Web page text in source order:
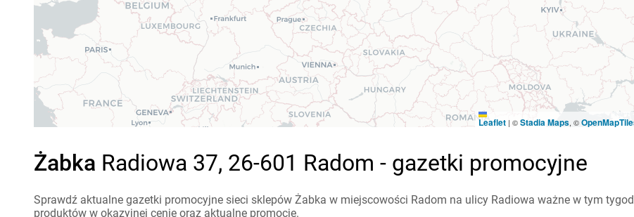
Leaflet | ©Stadia Maps, ©
Żabka Radiowa 37, 26-601 Radom - gazetki promocyjne
Sprawdź aktualne gazetki promocyjne sieci sklepów Żabka w miejscowości Radom na ulicy Radiowa ważne w tym
produktów w okazyjnej cenie oraz aktualne promocje.